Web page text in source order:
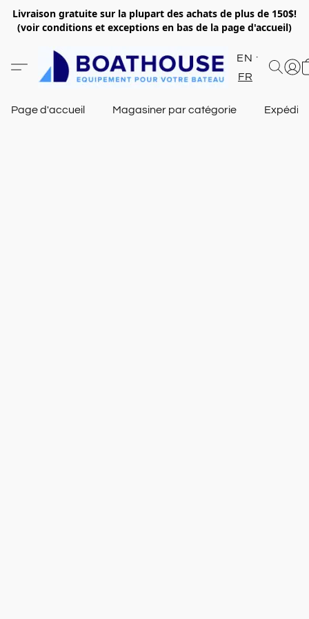
Livraison gratuite sur la plupart des achats de plus de 150$!
(voir conditions et exceptions en bas de la page d'accueil)
EN
FR
Page d'accueil Magasiner par catégorie